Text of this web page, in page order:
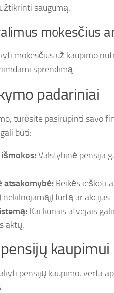
saugumą.
mokesčius
mokesčius už kaupimo
sprendimą.
padariniai
turėsite pasirūpinti savo
būti:
Valstybinė pensija
atsakomybė: Reikės ieškoti
nekilnojamąjį turtą ar akcijas.
Kai kuriais atvejais
aktų.
kaupimui
pensijų kaupimo, verta